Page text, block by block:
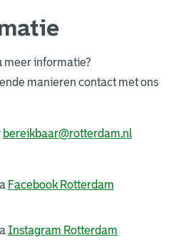
meer informatie?
manieren contact met ons
bereikbaar@rotterdam.nl
Facebook Rotterdam
een externe pagina in een nieuw
Instagram Rotterdam